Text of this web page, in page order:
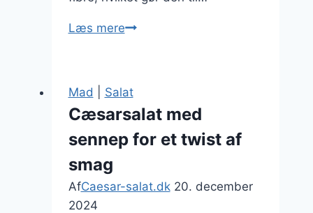
Læs mereCæsarsalat
quinoa
Mad Salat
Cæsarsalat med
sennep for et twist af
smag
AfCaesar-salat.dk 20. december
2024